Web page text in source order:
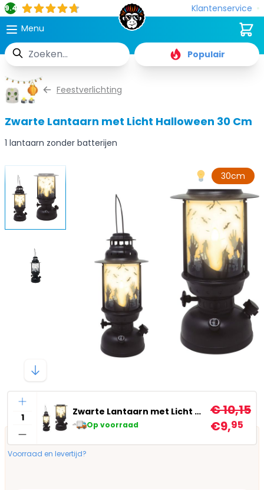
9.4
Klantenservice
Menu
Zoek
Populair
Cart
Feestverlichting
Zwarte Lantaarn met Licht Halloween 30 Cm
1 lantaarn zonder batterijen
30cm
Aantal
Zwarte Lantaarn met Licht Halloween 30 Cm
Op voorraad
€ 10,15
€9,95
Voorraad en levertijd?